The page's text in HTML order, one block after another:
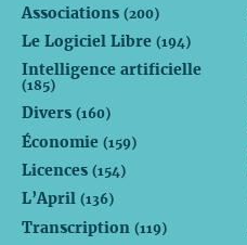
Associations (200)
Le Logiciel Libre (194)
Intelligence artificielle
(185)
Divers (160)
Économie (159)
Licences (154)
L’April (136)
Transcription (119)